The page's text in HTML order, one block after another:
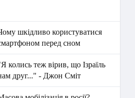
шкідливо користуватися
перед сном
колись теж вірив, що Ізраїль
друг..." - Джон Сміт